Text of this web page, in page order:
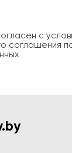
с
соглашения